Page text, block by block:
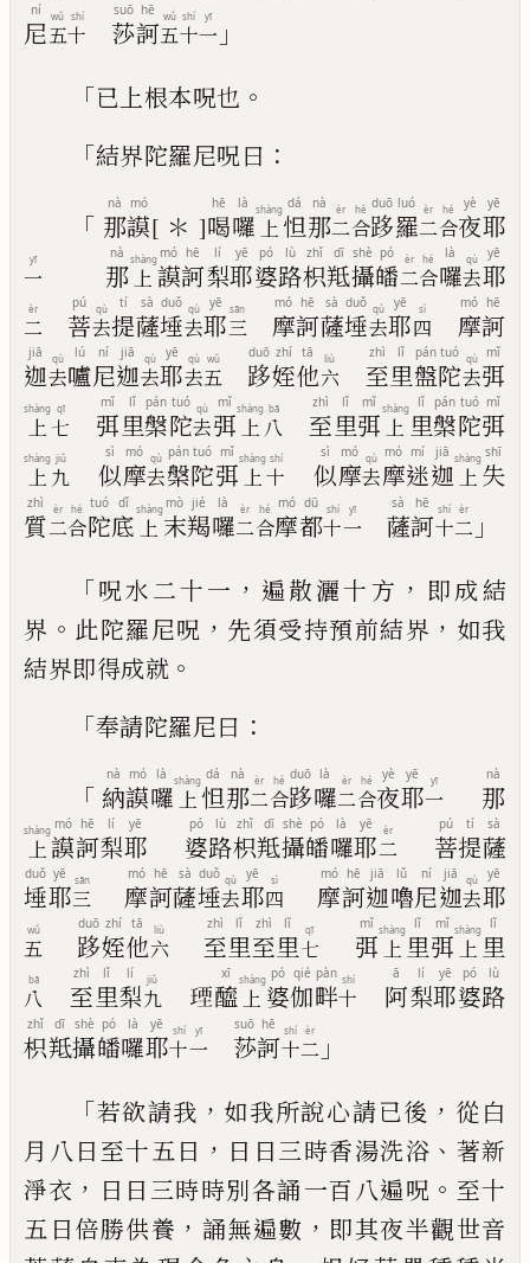
尼
ní
五
wǔ
十
shí
莎
suō
訶
hē
五
wǔ
十
shí
一
yī
」
「已上根本呪也 。
「結界陀羅尼呪曰 ：
「 那
nà
謨
mó
[＊]喝
hē
囉
là
上
shàng
怛
dá
那
nà
二
èr
合
hé
跢
duō
羅
luó
二
èr
合
hé
夜
yè
耶
yē
一
yī
那
nà
上
shàng
謨
mó
訶
hē
梨
lí
耶
yē
婆
pó
路
lù
枳
zhǐ
羝
dī
攝
shè
皤
pó
二
èr
合
hé
囉
là
去
qù
耶
yē
二
èr
菩
pú
去
qù
提
tí
薩
sà
埵
duǒ
去
qù
耶
yē
三
sān
摩
mó
訶
hē
薩
sà
埵
duǒ
去
qù
耶
yē
四
sì
摩
mó
訶
hē
迦
jiā
去
qù
嚧
lú
尼
ní
迦
jiā
去
qù
耶
yē
去
qù
五
wǔ
跢
duō
姪
zhí
他
tā
六
liù
至
zhì
里
lǐ
盤
pán
陀
tuó
去
qù
弭
mǐ
上
shàng
七
qī
弭
mǐ
里
lǐ
槃
pán
陀
tuó
去
qù
弭
mǐ
上
shàng
八
bā
至
zhì
里
lǐ
弭
mǐ
上
shàng
里
lǐ
槃
pán
陀
tuó
弭
mǐ
上
shàng
九
jiǔ
似
sì
摩
mó
去
qù
槃
pán
陀
tuó
弭
mǐ
上
shàng
十
shí
似
sì
摩
mó
去
qù
摩
mó
迷
mí
迦
jiā
上
shàng
失
shī
質
zhì
二
èr
合
hé
陀
tuó
底
dǐ
上
shàng
末
mò
羯
jié
囉
là
二
èr
合
hé
摩
mó
都
dū
十
shí
一
yī
薩
sà
訶
hē
十
shí
二
èr
」
「呪水二十一 ， 遍散灑十方 ， 即成結
界 。 此陀羅尼呪 ， 先須受持預前結界 ， 如我
結界即得成就 。
「奉請陀羅尼曰 ：
「 納
nà
謨
mó
囉
là
上
shàng
怛
dá
那
nà
二
èr
合
hé
跢
duō
囉
là
二
èr
合
hé
夜
yè
耶
yē
一
yī
那
nà
上
shàng
謨
mó
訶
hē
梨
lí
耶
yē
婆
pó
路
lù
枳
zhǐ
羝
dī
攝
shè
皤
pó
囉
là
耶
yē
二
èr
菩
pú
提
tí
薩
sà
埵
duǒ
耶
yē
三
sān
摩
mó
訶
hē
薩
sà
埵
duǒ
去
qù
耶
yē
四
sì
摩
mó
訶
hē
迦
jiā
嚕
lǔ
尼
ní
迦
jiā
去
qù
耶
yē
五
wǔ
跢
duō
姪
zhí
他
tā
六
liù
至
zhì
里
lǐ
至
zhì
里
lǐ
七
qī
弭
mǐ
上
shàng
里
lǐ
弭
mǐ
上
shàng
里
lǐ
八
bā
至
zhì
里
lǐ
梨
lí
九
jiǔ
𤧕醯
xī
上
shàng
婆
pó
伽
qié
畔
pàn
十
shí
阿
ā
梨
lí
耶
yē
婆
pó
路
lù
枳
zhǐ
羝
dī
攝
shè
皤
pó
囉
là
耶
yē
十
shí
一
yī
莎
suō
訶
hē
十
shí
二
èr
」
「若欲請我 ， 如我所說心請已後 ， 從白
月八日 至十五日 ， 日日三時香湯洗浴 、 著新
淨衣 ， 日 日三時時別各誦一百八遍呪 。 至十
五日倍勝供養 ， 誦無遍數 ， 即其夜半觀世音